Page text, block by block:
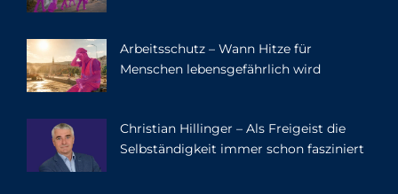
Arbeitsschutz – Wann Hitze für
Menschen lebensgefährlich wird
Christian Hillinger – Als Freigeist die
Selbständigkeit immer schon fasziniert